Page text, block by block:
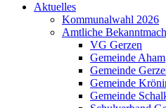
Aktuelles
Kommunalwahl 2026
Amtliche
VG Gerzen
Gemeinde Aham
Gemeinde
Gemeinde
Gemeinde